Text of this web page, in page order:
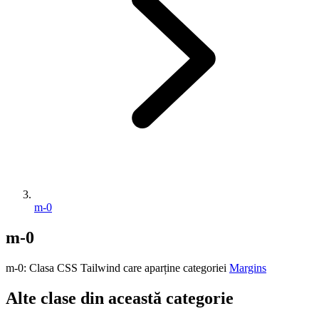
m-0
m-0
m-0: Clasa CSS Tailwind care aparține categoriei Margins
Alte clase din această categorie